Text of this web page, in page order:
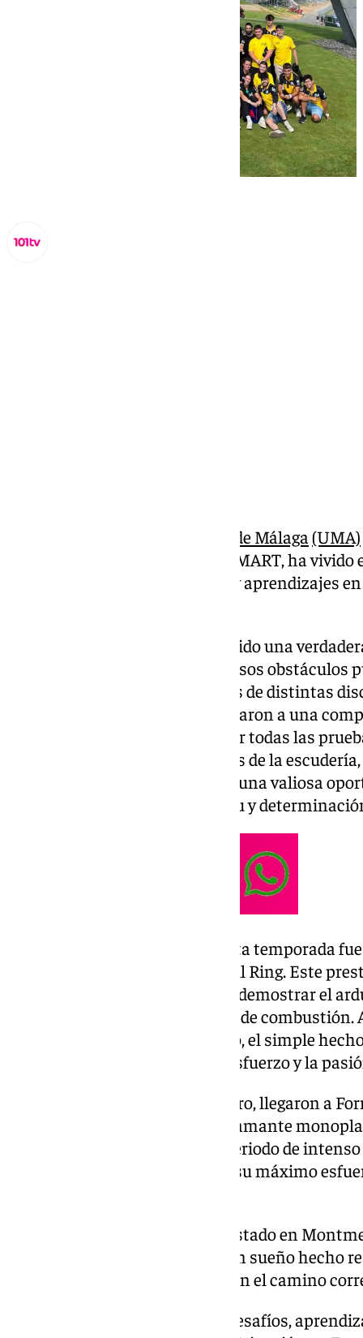
Universidad de Málaga(UMA)
Student’, Málaga Racing Team, MART, ha
intensa, marcada por desafíos y aprendizajes
En particular, la de Austria ha sido una
el que la exigencia y los numerosos obstáculos
cada momento. Los estudiantes de distintas
Málaga Racing Team se enfrentaron a una
en la que no pudieron completar todas las
según explican los responsables de la
dificultades se convirtieron “en una valiosa
equipo, fortaleciendo su espíritu y
Uno de los grandes logros de esta temporada
y competir en el icónico Red Bull Ring. Este
plataforma incomparable para demostrar el
han invertido en su monoplaza de
múltiples desafíos en el camino, el simple
victoria, una reafirmación del esfuerzo y la
Con la mirada puesta en el futuro, llegaron a
motivados que nunca, con su flamante
semana en Montmeló fue un periodo de
cada miembro del equipo puso su máximo
La mera experiencia de haber estado en
su primer coche eléctrico, fue un sueño hecho
UMA y una señal de que están en el camino
Así son las carreras: llenas de desafíos,